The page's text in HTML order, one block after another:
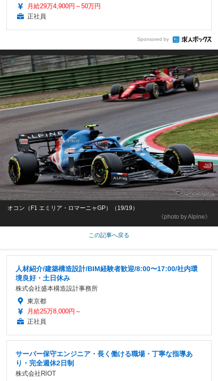
月給29万4,900円～50万円
正社員
Sponsored by
《photo by Alpine》
オコン（F1 エミリア・ロマーニャGP）（19/19）
この記事へ戻る
人材紹介/建築構造設計/BIM経験者歓迎/8:00〜17:00/社内環
境良好・土日休み
株式会社盛本構造設計事務所
東京都
月給25万8,000円～
正社員
サーバー保守エンジニア・長く働ける職場・丁寧な指導あ
り・完全週休2日制
株式会社RIOT